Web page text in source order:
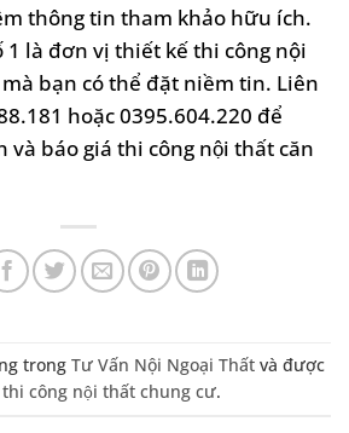
thông tin tham khảo hữu ích.
1 là đơn vị thiết kế thi công nội
bạn có thể đặt niềm tin. Liên
hoặc 0395.604.220 để
báo giá thi công nội thất căn
trong Tư Vấn Nội Ngoại Thất và được
thi công nội thất chung cư.